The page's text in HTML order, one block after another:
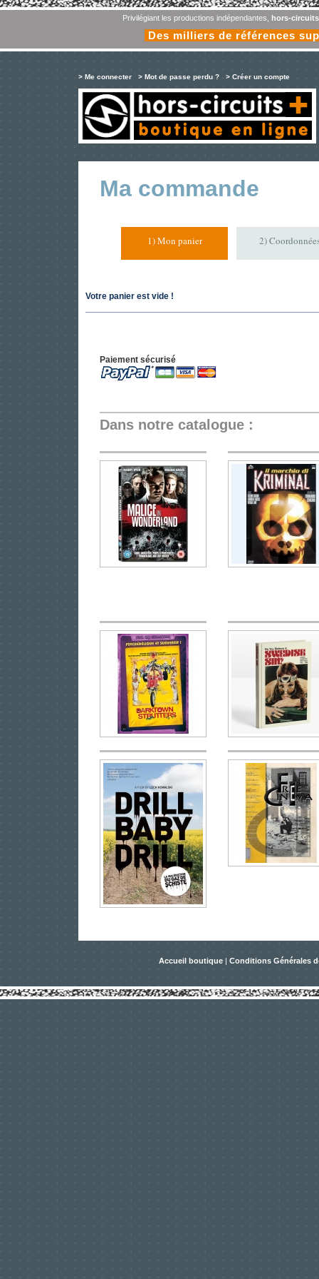
Privilégiant les productions indépendantes, hors-
Des milliers de références
> Me connecter > Mot de passe perdu ? > Créer un compte
Ma commande
1) Mon panier 2)
Votre panier est vide !
Paiement sécurisé
Dans notre catalogue :
Accueil boutique | Conditions Générales